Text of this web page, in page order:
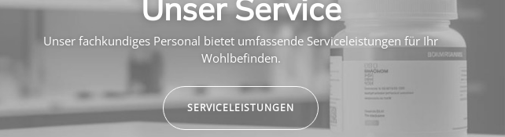
Unser Service
Unser fachkundiges Personal bietet umfassende Serviceleistungen für Ihr
Wohlbefinden.
SERVICELEISTUNGEN